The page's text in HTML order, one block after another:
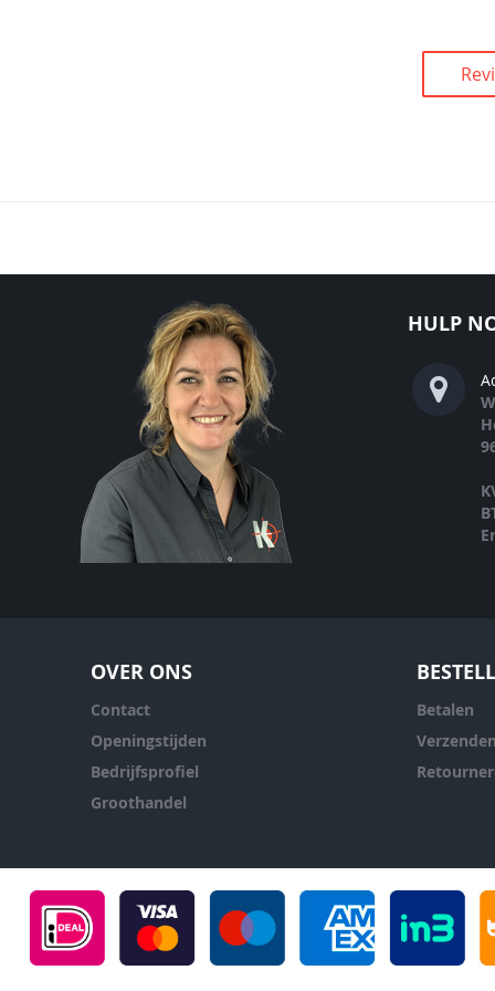
HULP
OVER ONS
Contact
Openingstijden
Bedrijfsprofiel
Groothandel
Betalen
Verzenden